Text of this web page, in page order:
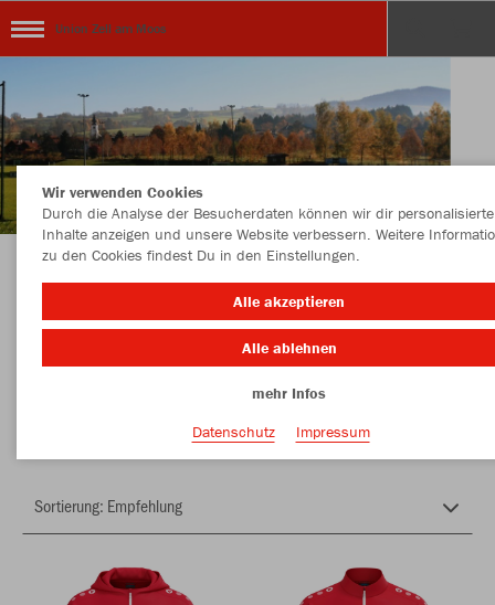
Union Zell am Moos
KOLLEKTION UNION RAIFFEISEN ZELL AM
MOOS
Farbe
Wir verwenden Cookies
Durch die Analyse der Besucherdaten können wir dir personalisierte
Inhalte anzeigen und unsere Website verbessern. Weitere
zu den Cookies findest Du in den Einstellungen.
Alle akzeptieren
Alle ablehnen
mehr Infos
Datenschutz
Impressum